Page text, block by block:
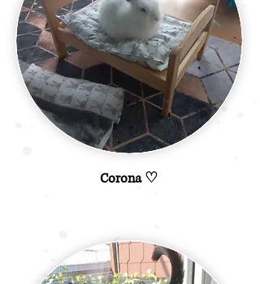
Corona ♡